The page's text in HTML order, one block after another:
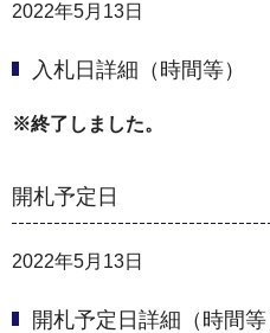
2022年5月13日
入札日詳細（時間等）
※終了しました。
開札予定日
2022年5月13日
開札予定日詳細（時間等